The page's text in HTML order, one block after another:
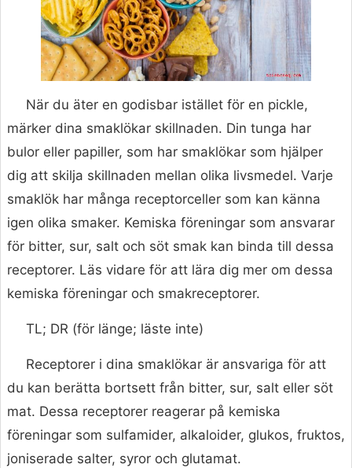
När du äter en godisbar istället för en pickle,
märker dina smaklökar skillnaden. Din tunga har
bulor eller papiller, som har smaklökar som hjälper
dig att skilja skillnaden mellan olika livsmedel. Varje
smaklök har många receptorceller som kan känna
igen olika smaker. Kemiska föreningar som ansvarar
för bitter, sur, salt och söt smak kan binda till dessa
receptorer. Läs vidare för att lära dig mer om dessa
kemiska föreningar och smakreceptorer.
TL; DR (för länge; läste inte)
Receptorer i dina smaklökar är ansvariga för att
du kan berätta bortsett från bitter, sur, salt eller söt
mat. Dessa receptorer reagerar på kemiska
föreningar som sulfamider, alkaloider, glukos, fruktos,
joniserade salter, syror och glutamat.